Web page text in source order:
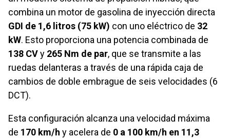
combina un motor de gasolina de inyección directa
GDI de 1,6 litros (75 kW) con uno eléctrico de 32
kW. Esto proporciona una potencia combinada de
138 CVy 265 Nm de par, que se transmite a las
ruedas delanteras a través de una rápida caja de
cambios de doble embrague de seis velocidades (6
DCT).
Esta configuración alcanza una velocidad máxima
de 170 km/h y acelera de 0 a 100 km/h en 11,3